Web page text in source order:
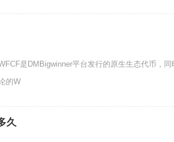
是DMBigwinner平台发行的原生生态代币，
的W
久